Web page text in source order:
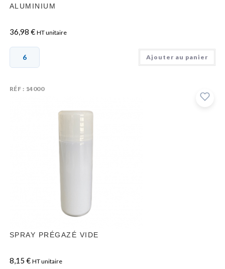
ALUMINIUM
36,98 € HT unitaire
Ajouter au panier
RÉF : 14000
SPRAY PRÉGAZÉ VIDE
8,15 € HT unitaire